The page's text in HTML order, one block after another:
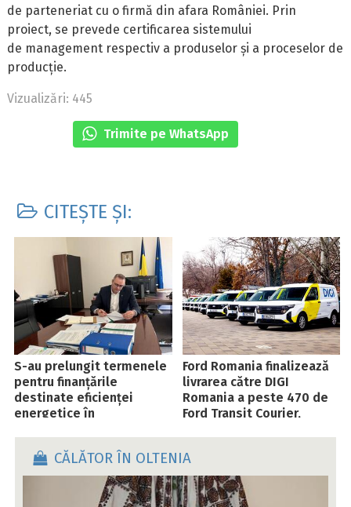
de parteneriat cu o firmă din afara României. Prin
proiect, se prevede certificarea sistemului
de management respectiv a produselor și a proceselor de
producție.
Vizualizări: 445
Trimite pe WhatsApp
CITEȘTE ȘI:
S-au prelungit termenele
pentru finanțările
destinate eficienței
energetice în
Ford Romania finalizează
livrarea către DIGI
Romania a peste 470 de
Ford Transit Courier,
CĂLĂTOR ÎN OLTENIA